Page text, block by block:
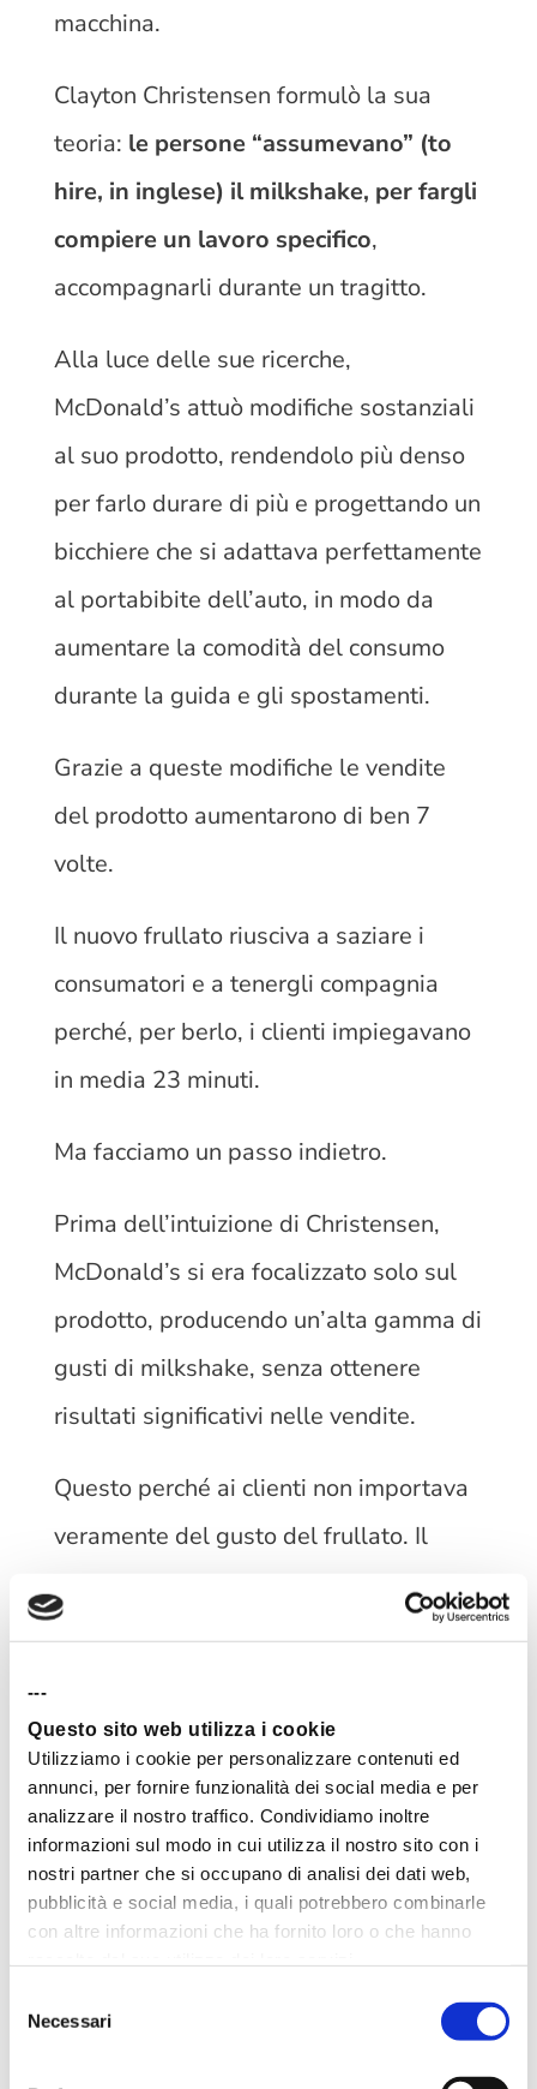
---
Questo sito web utilizza i cookie
Utilizziamo i cookie per personalizzare contenuti ed
annunci, per fornire funzionalità dei social media e per
analizzare il nostro traffico. Condividiamo inoltre
informazioni sul modo in cui utilizza il nostro sito con i
nostri partner che si occupano di analisi dei dati web,
pubblicità e social media, i quali potrebbero combinarle
con altre informazioni che ha fornito loro o che hanno
delNecessari
macchina.
Clayton Christensen formulò la sua
teoria: le persone “assumevano” (to
hire, in inglese) il milkshake, per fargli
compiere un lavoro specifico,
accompagnarli durante un tragitto.
Alla luce delle sue ricerche,
McDonald’s attuò modifiche sostanziali
al suo prodotto, rendendolo più denso
per farlo durare di più e progettando un
bicchiere che si adattava perfettamente
al portabibite dell’auto, in modo da
aumentare la comodità del consumo
durante la guida e gli spostamenti.
Grazie a queste modifiche le vendite
del prodotto aumentarono di ben 7
volte.
Il nuovo frullato riusciva a saziare i
consumatori e a tenergli compagnia
perché, per berlo, i clienti impiegavano
in media 23 minuti.
Ma facciamo un passo indietro.
Prima dell’intuizione di Christensen,
McDonald’s si era focalizzato solo sul
prodotto, producendo un’alta gamma di
gusti di milkshake, senza ottenere
risultati significativi nelle vendite.
Questo perché ai clienti non importava
veramente del gusto del frullato. Il
caratteristica ricercata dalla gente, non
accompagnarli nel viaggio verso la loro
destinazione.
Clayton Christensen, invece,
concentrandosi sul cliente e non sul
miglioramento del prodotto in sé, era
spingevano le persone ad “assumere”